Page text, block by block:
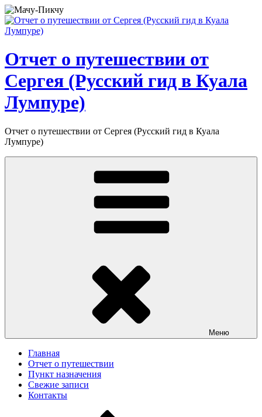
Перейти
к
содержимому
Отчет о путешествии от
Сергея (Русский гид в Куала
Лумпуре)
Отчет о путешествии от Сергея (Русский гид в Куала
Лумпуре)
Меню
Главная
Отчет о путешествии
Пункт назначения
Свежие записи
Контакты